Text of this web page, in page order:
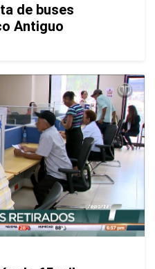
de buses
Antiguo